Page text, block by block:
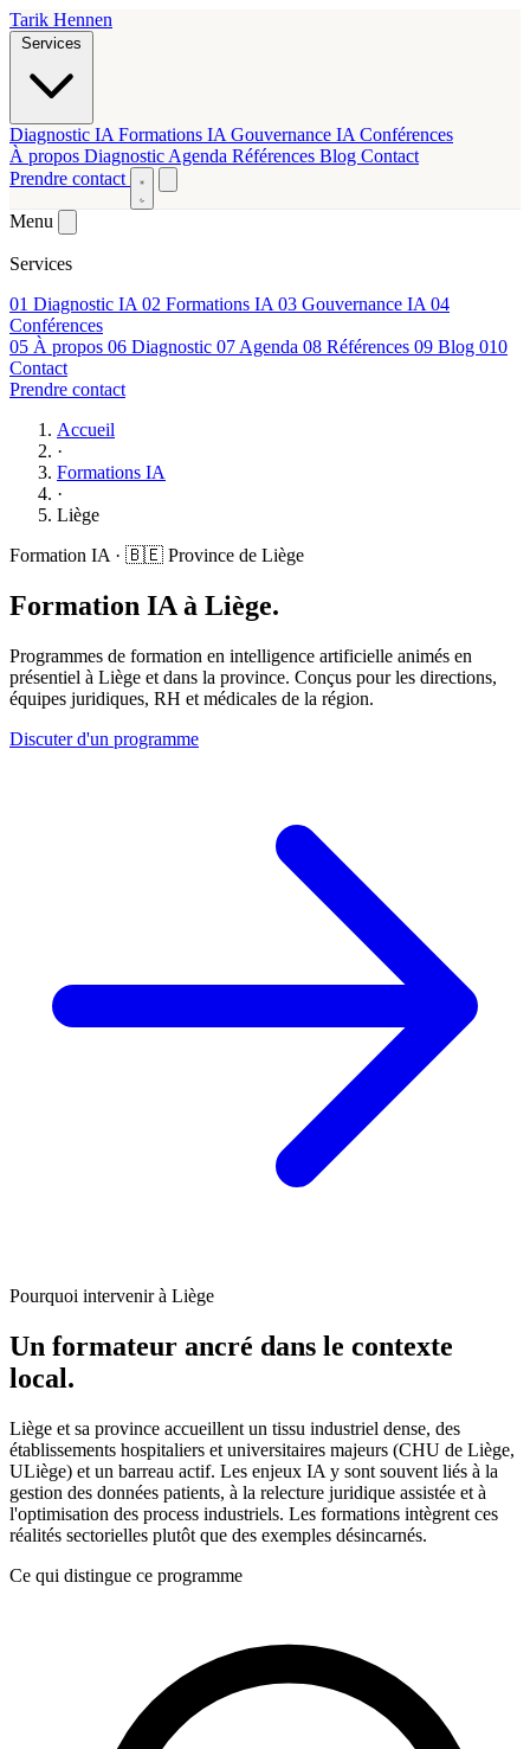
Tarik Hennen
Diagnostic IA Formations IA Gouvernance IA Conférences
À propos Diagnostic Agenda Références Blog Contact
Prendre contact
Menu
Services
01 Diagnostic IA 02 Formations IA 03 Gouvernance IA 04
Conférences
05 À propos 06 Diagnostic 07 Agenda 08 Références 09 Blog 010
Contact
Prendre contact
Accueil
·
Formations IA
·
Liège
Formation IA · 🇧🇪 Province de Liège
Formation IA à Liège.
Programmes de formation en intelligence artificielle animés en
présentiel à Liège et dans la province. Conçus pour les directions,
équipes juridiques, RH et médicales de la région.
Discuter d'un programme
Pourquoi intervenir à Liège
Un formateur ancré dans le contexte
local.
Liège et sa province accueillent un tissu industriel dense, des
établissements hospitaliers et universitaires majeurs (CHU de Liège,
ULiège) et un barreau actif. Les enjeux IA y sont souvent liés à la
gestion des données patients, à la relecture juridique assistée et à
l'optimisation des process industriels. Les formations intègrent ces
réalités sectorielles plutôt que des exemples désincarnés.
Ce qui distingue ce programme